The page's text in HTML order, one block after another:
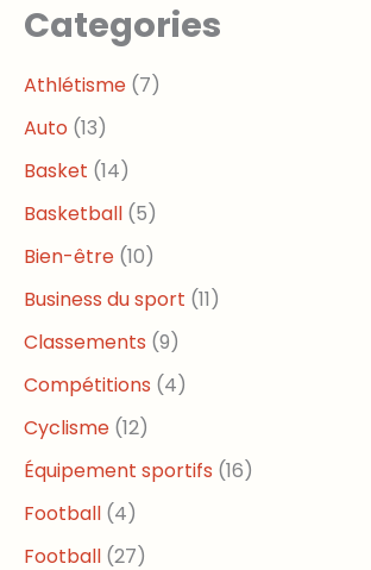
Categories
Athlétisme (7)
Auto (13)
Basket (14)
Basketball (5)
Bien-être (10)
Business du sport (11)
Classements (9)
Compétitions (4)
Cyclisme (12)
Équipement sportifs (16)
Football (4)
Football (27)